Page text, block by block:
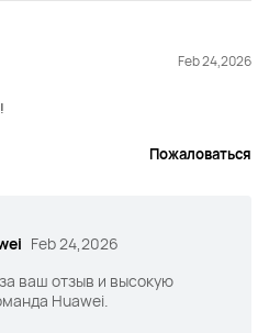
Feb 24,2026
Пожаловаться
Feb 24,2026
ваш отзыв и высокую
Huawei.